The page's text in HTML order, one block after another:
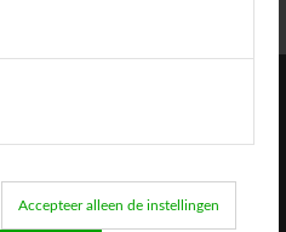
Accepteer alleen de instellingen